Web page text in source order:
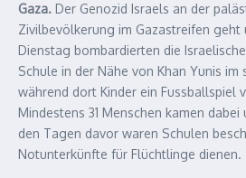
Gaza. Der Genozid Israels an der
Zivilbevölkerung im Gazastreifen geht
Dienstag bombardierten die
Schule in der Nähe von Khan Yunis im
während dort Kinder ein Fussballspiel
Mindestens 31 Menschen kamen dabei
den Tagen davor waren Schulen
Notunterkünfte für Flüchtlinge dienen.